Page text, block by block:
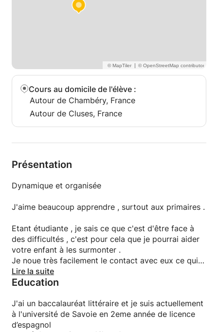
|
Cours au domicile de l'élève :
Autour de Chambéry, France
Autour de Cluses, France
Présentation
Dynamique et organisée
J'aime beaucoup apprendre , surtout aux primaires .
Etant étudiante , je sais ce que c'est d'être face à
des difficultés , c'est pour cela que je pourrai aider
votre enfant à les surmonter .
Je noue très facilement le contact avec eux ce qui
me permet de les faire avancer .
Lire la suite
Education
J'ai un baccalauréat littéraire et je suis actuellement
à l'université de Savoie en 2eme année de licence
d’espagnol